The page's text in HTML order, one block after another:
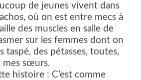
de jeunes vivent dans
où on est entre mecs à
des muscles en salle de
sur les femmes dont on
taspé, des pétasses, toutes,
mes sœurs.
histoire : C’est comme